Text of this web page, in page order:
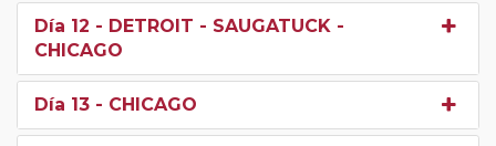
Día 12 - DETROIT - SAUGATUCK -
CHICAGO
Día 13 - CHICAGO